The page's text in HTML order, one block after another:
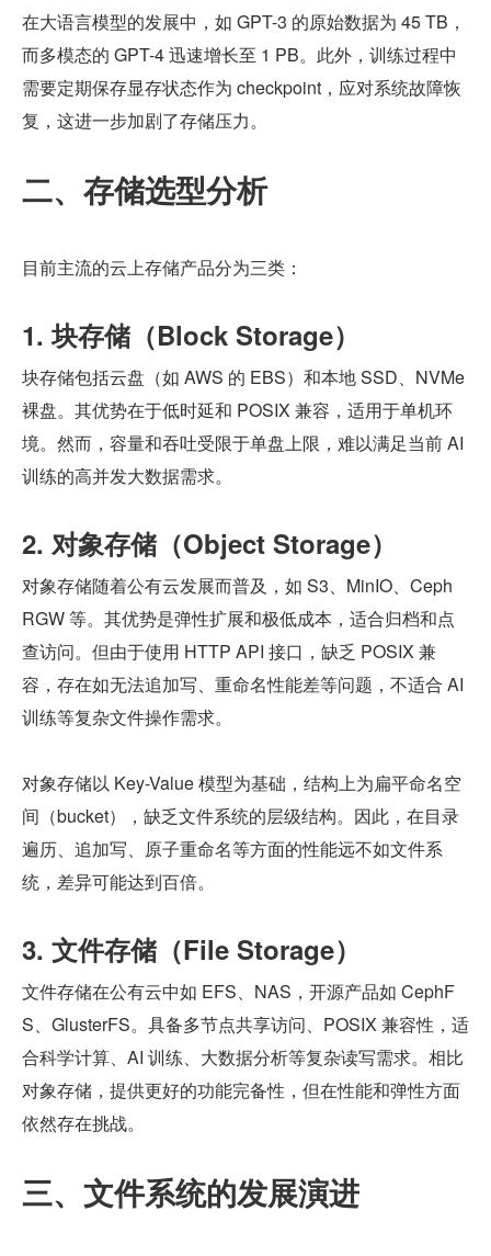
在大语言模型的发展中，如 GPT-3 的原始数据为 45 TB，
而多模态的 GPT-4 迅速增长至 1 PB。此外，训练过程中
需要定期保存显存状态作为 checkpoint，应对系统故障恢
复，这进一步加剧了存储压力。
二、存储选型分析
目前主流的云上存储产品分为三类：
1. 块存储（Block Storage）
块存储包括云盘（如 AWS 的 EBS）和本地 SSD、NVMe
裸盘。其优势在于低时延和 POSIX 兼容，适用于单机环
境。然而，容量和吞吐受限于单盘上限，难以满足当前 AI
训练的高并发大数据需求。
2. 对象存储（Object Storage）
对象存储随着公有云发展而普及，如 S3、MinIO、Ceph
RGW 等。其优势是弹性扩展和极低成本，适合归档和点
查访问。但由于使用 HTTP API 接口，缺乏 POSIX 兼
容，存在如无法追加写、重命名性能差等问题，不适合 AI
训练等复杂文件操作需求。
对象存储以 Key-Value 模型为基础，结构上为扁平命名空
间（bucket），缺乏文件系统的层级结构。因此，在目录
遍历、追加写、原子重命名等方面的性能远不如文件系
统，差异可能达到百倍。
3. 文件存储（File Storage）
文件存储在公有云中如 EFS、NAS，开源产品如 CephF
S、GlusterFS。具备多节点共享访问、POSIX 兼容性，适
合科学计算、AI 训练、大数据分析等复杂读写需求。相比
对象存储，提供更好的功能完备性，但在性能和弹性方面
依然存在挑战。
三、文件系统的发展演进